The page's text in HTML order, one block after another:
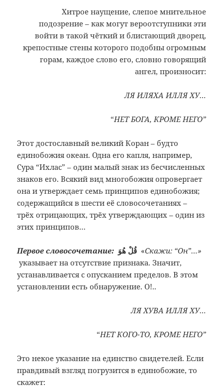
Хитрое наущение, слепое мнительное
подозрение – как могут вероотступники эти
войти в такой чёткий и блистающий дворец,
крепостные стены которого подобны огромным
горам, каждое слово его, словно говорящий
ангел, произносит:
ЛЯ ИЛЯХА ИЛЛЯ ХУ…
“НЕТ БОГА, КРОМЕ НЕГО”
Этот достославный великий Коран – будто
единобожия океан. Одна его капля, например,
Сура “Ихлас” – один малый знак из бесчисленных
знаков его. Всякий вид многобожия опровергает
она и утверждает семь принципов единобожия;
содержащийся в шести её словосочетаниях –
трёх отрицающих, трёх утверждающих – один из
этих принципов…
Первое словосочетание: «Скажи: “Он”…»
указывает на отсутствие признака. Значит,
устанавливается с опусканием пределов. В этом
установлении есть обнаружение. О!..
ЛЯ ХУВА ИЛЛЯ ХУ…
“НЕТ КОГО-ТО, КРОМЕ НЕГО”
Это некое указание на единство свидетелей. Если
правдивый взгляд погрузится в единобожие, то
скажет: